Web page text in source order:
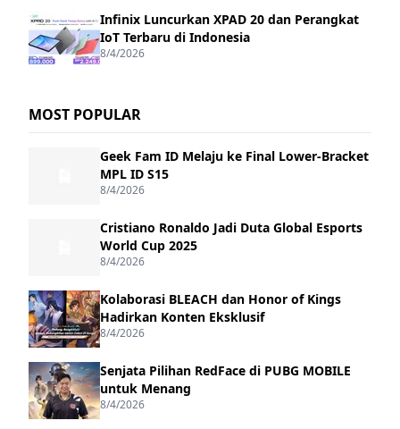
Infinix Luncurkan XPAD 20 dan Perangkat
IoT Terbaru di Indonesia
8/4/2026
MOST POPULAR
Geek Fam ID Melaju ke Final Lower-Bracket
MPL ID S15
8/4/2026
Cristiano Ronaldo Jadi Duta Global Esports
World Cup 2025
8/4/2026
Kolaborasi BLEACH dan Honor of Kings
Hadirkan Konten Eksklusif
8/4/2026
Senjata Pilihan RedFace di PUBG MOBILE
untuk Menang
8/4/2026